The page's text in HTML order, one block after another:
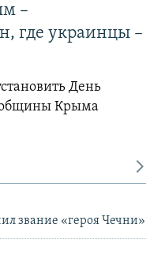
–
где украинцы –
День
общины Крыма
звание «героя Чечни»